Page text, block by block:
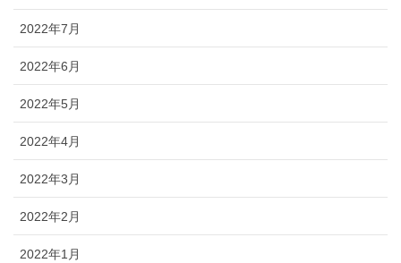
2022年7月
2022年6月
2022年5月
2022年4月
2022年3月
2022年2月
2022年1月